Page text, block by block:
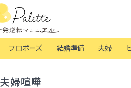
プロポーズ 結婚準備 夫婦
夫婦喧嘩